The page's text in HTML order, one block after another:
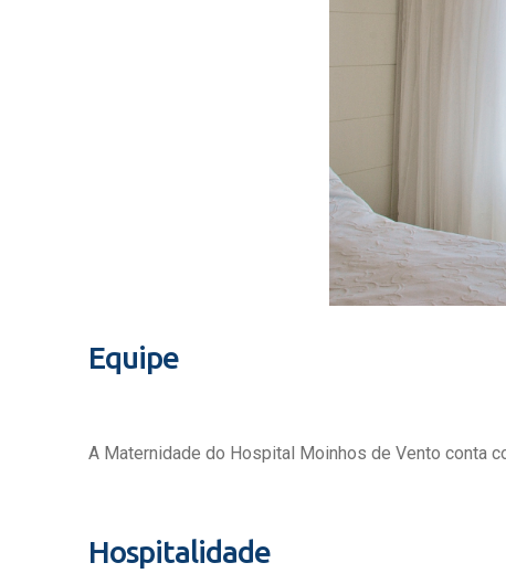
Equipe
A Maternidade do Hospital Moinhos de Vento conta
Hospitalidade